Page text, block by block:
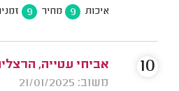
איכות 9 מחיר 9
אביחי עטייה,
משוב: 21/01/2025
10